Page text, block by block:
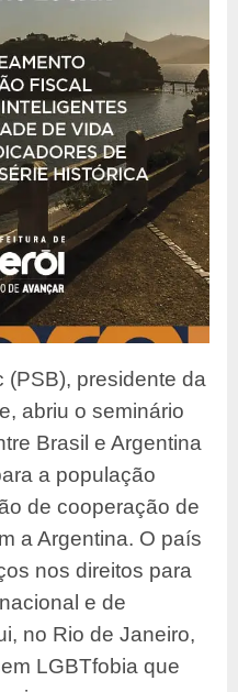
(PSB), presidente da
abriu o seminário
Brasil e Argentina
a população
de cooperação de
a Argentina. O país
nos direitos para
e de
no Rio de Janeiro,
LGBTfobia que